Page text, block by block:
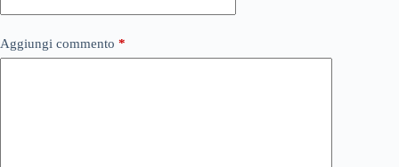
Aggiungi commento *